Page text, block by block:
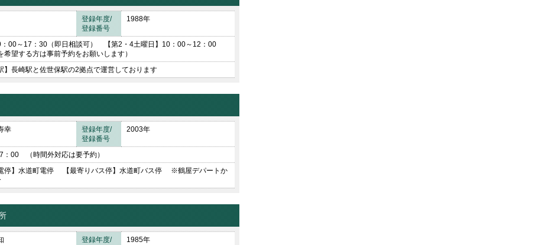
登録年度/
登録番号
1988年
：00～17：30（即日相談可） 【第2・4土曜日】10：00～12：00
希望する方は事前予約をお願いします）
】長崎駅と佐世保駅の2拠点で運営しております
幸
登録年度/
登録番号
2003年
：00 （時間外対応は要予約）
電停】水道町電停 【最寄りバス停】水道町バス停 ※鶴屋デパートか
登録年度/ 1985年